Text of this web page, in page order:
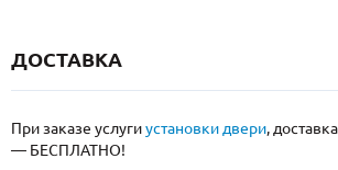
ДОСТАВКА
При заказе услугиустановки двери,
— БЕСПЛАТНО!